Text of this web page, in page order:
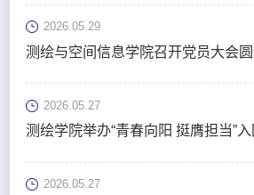
2026.05.29
测绘与空间信息学院召开党员大会
2026.05.27
测绘学院举办“青春向阳 挺膺担当”
2026.05.27